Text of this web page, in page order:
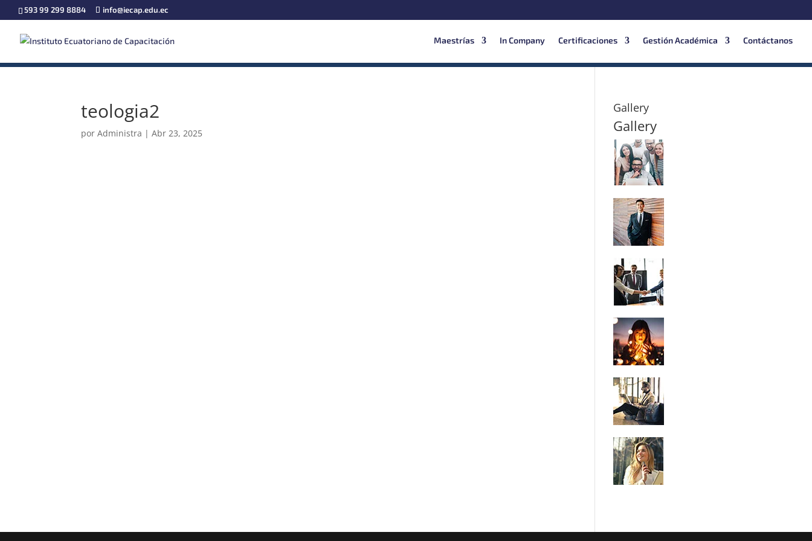
593 99 299 8884 info@iecap.edu.ec
Maestrías In Company Certificaciones Gestión Académica Contáctanos
teologia2
porAdministra |Abr 23, 2025
Gallery
Gallery